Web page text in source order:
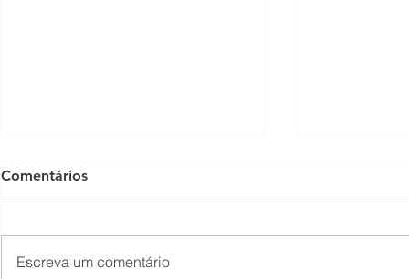
Comentários
Escreva um comentário